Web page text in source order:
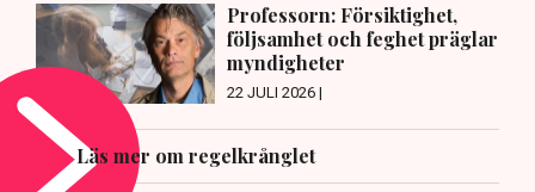
Professorn: Försiktighet,
följsamhet och feghet präglar
myndigheter
22 JULI 2026 |
Läs mer om regelkrånglet